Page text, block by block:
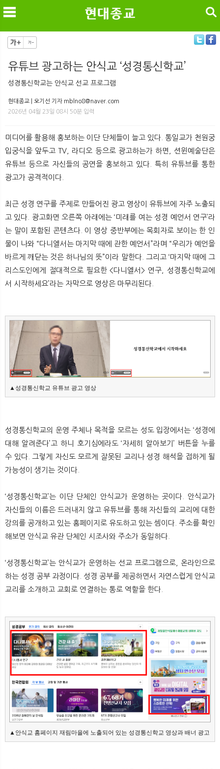
메
뉴 색
검색
유튜브 광고하는 안식교 ‘성경통신학교’
성경통신학교는 안식교 선교 프로그램
현대종교 | 오기선 기자 mblno8@naver.com
2026년 04월 23일 08시 50분 입력
미디어를 활용해 홍보하는 이단 단체들이 늘고 있다. 통일교가 천원궁
입궁식을 앞두고 TV, 라디오 등으로 광고하는가 하면, 션윈예술단은
유튜브 등으로 자신들의 공연을 홍보하고 있다. 특히 유튜브를 통한
광고가 공격적이다.
최근 성경 연구를 주제로 만들어진 광고 영상이 유튜브에 자주 노출되
고 있다. 광고화면 오른쪽 아래에는 ‘미래를 여는 성경 예언서 연구’라
는 말이 포함된 콘텐츠다. 이 영상 중반부에는 목회자로 보이는 한 인
물이 나와 “다니엘서는 마지막 때에 관한 예언서”라며 “우리가 예언을
바르게 깨닫는 것은 하나님의 뜻”이라 말한다. 그리고 ‘마지막 때에 그
리스도인에게 절대적으로 필요한 <다니엘서> 연구, 성경통신학교에
서 시작하세요’라는 자막으로 영상은 마무리된다.
▲성경통신학교 유튜브 광고 영상
성경통신학교의 운영 주체나 목적을 모르는 성도 입장에서는 ‘성경에
대해 알려준다’고 하니 호기심에라도 ‘자세히 알아보기’ 버튼을 누를
수 있다. 그렇게 자신도 모르게 잘못된 교리나 성경 해석을 접하게 될
가능성이 생기는 것이다.
‘성경통신학교’는 이단 단체인 안식교가 운영하는 곳이다. 안식교가
자신들의 이름은 드러내지 않고 유튜브를 통해 자신들의 교리에 대한
강의를 공개하고 있는 홈페이지로 유도하고 있는 셈이다. 주소를 확인
해보면 안식교 유관 단체인 시조사와 주소가 동일하다.
‘성경통신학교’는 안식교가 운영하는 선교 프로그램으로, 온라인으로
하는 성경 공부 과정이다. 성경 공부를 제공하면서 자연스럽게 안식교
교리를 소개하고 교회로 연결하는 통로 역할을 한다.
▲안식교 홈페이지 재림마을에 노출되어 있는 성경통신학교 영상과 배너 광고